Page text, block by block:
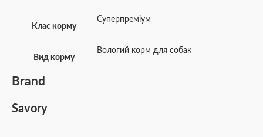
Клас корму
Суперпреміум
Вид корму
Вологий корм для собак
Brand
Savory